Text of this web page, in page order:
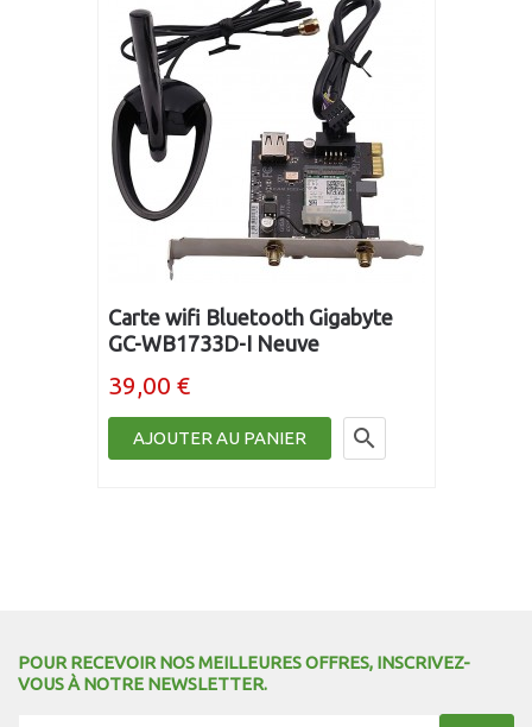
Carte wifi Bluetooth Gigabyte
GC-WB1733D-I Neuve
39,00 €
AJOUTER AU PANIER 
POUR RECEVOIR NOS MEILLEURES OFFRES, INSCRIVEZ-
VOUS À NOTRE NEWSLETTER.